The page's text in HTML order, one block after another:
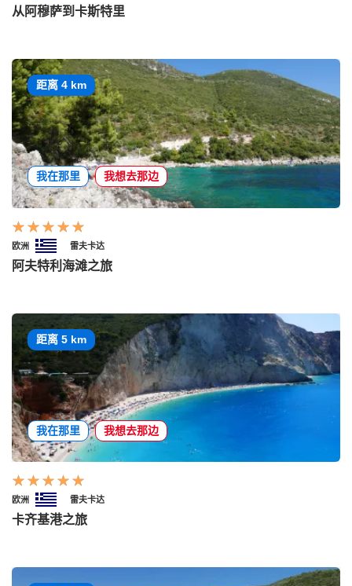
从阿穆萨到卡斯特里
距离 4 km
我在那里 我想去那边
欧洲 雷夫卡达
阿夫特利海滩之旅
距离 5 km
我在那里 我想去那边
欧洲 雷夫卡达
卡齐基港之旅